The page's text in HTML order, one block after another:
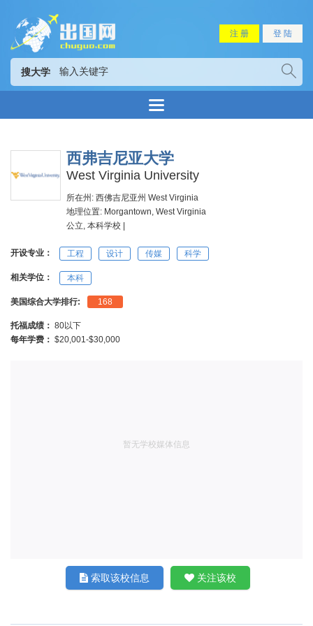
注 册 登 陆
搜大学
西弗吉尼亚大学
West Virginia University
所在州: 西佛吉尼亚州 West Virginia
地理位置: Morgantown, West Virginia
公立, 本科学校 |
开设专业： 工程 设计 传媒 科学
相关学位： 本科
美国综合大学排行: 168
托福成绩： 80以下
每年学费： $20,001-$30,000
暂无学校媒体信息
关注该校
索取该校信息